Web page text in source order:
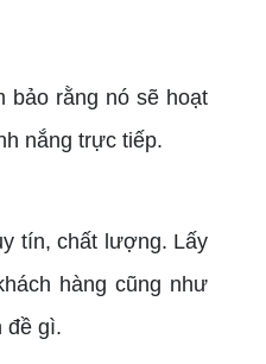
bảo rằng nó sẽ hoạt
nắng trực tiếp.
tín, chất lượng. Lấy
hàng cũng như
đề gì.